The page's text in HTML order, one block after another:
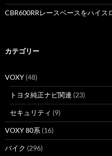
CBR600RRレースベースをハイス
カテゴリー
VOXY (48)
トヨタ純正ナビ関連 (23)
セキュリティ (9)
VOXY 80系 (16)
バイク (296)